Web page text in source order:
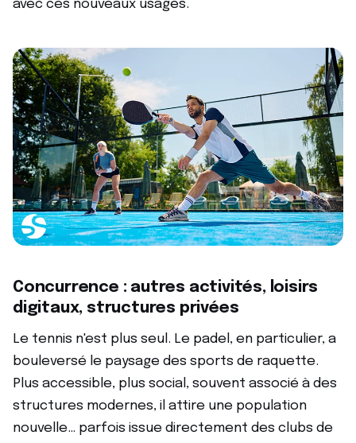
avec ces nouveaux usages.
Concurrence : autres activités, loisirs
digitaux, structures privées
Le tennis n'est plus seul. Le padel, en particulier, a
bouleversé le paysage des sports de raquette.
Plus accessible, plus social, souvent associé à des
structures modernes, il attire une population
nouvelle… parfois issue directement des clubs de